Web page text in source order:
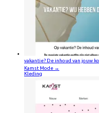
vakantie? De inhoud van jouw
Kamst Mode →
Kleding